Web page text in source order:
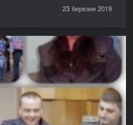
23 березня 2019